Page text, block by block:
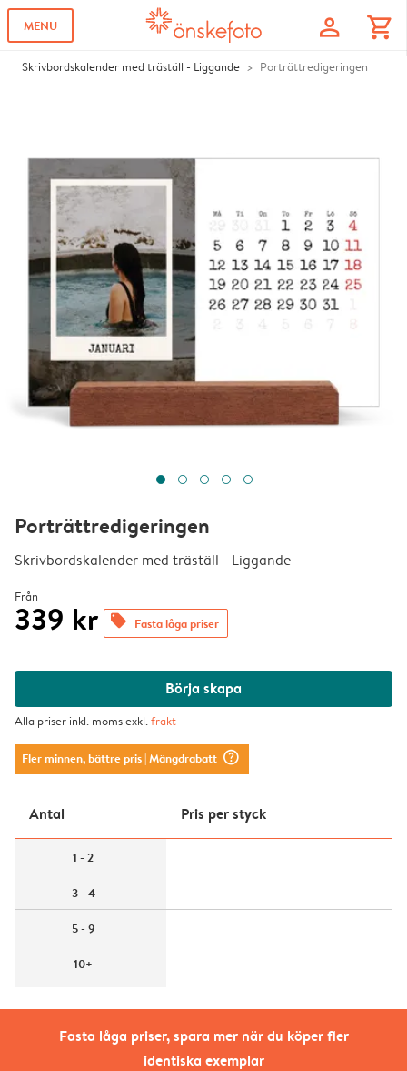
MENU profile shopping_cart
Skrivbordskalender med träställ - Liggande Porträttredigeringen
Fasta låga priser, spara mer när du köper fler
identiska exemplar
Porträttredigeringen
Skrivbordskalender med träställ - Liggande
Från
339 kr offers Fasta låga priser
Börja skapa
Alla priser inkl. moms exkl.frakt
Fler minnen, bättre pris| Mängdrabatt question_mark_circle
Antal Pris per styck
1 - 2
3 - 4
5 - 9
10+